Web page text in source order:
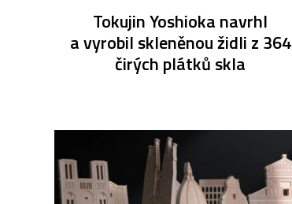
Tokujin Yoshioka navrhl
a vyrobil skleněnou židli z 364
čirých plátků skla